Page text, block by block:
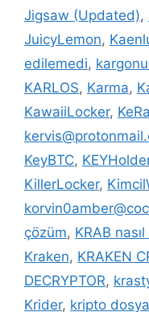
Jigsaw (Updated),
JuicyLemon,
edilemedi,
KARLOS, Karma,
KawaiiLocker,
KeyBTC,
KillerLocker,
çözüm, KRAB
Kraken, KRAKEN
DECRYPTOR,
Krider, kripto dosya